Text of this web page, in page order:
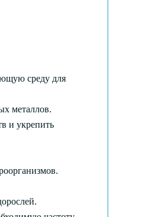
среду для
металлов.
и укрепить